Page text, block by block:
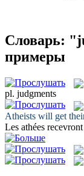
Словарь:
примеры
pl. judgments
Atheists will get
Les athées